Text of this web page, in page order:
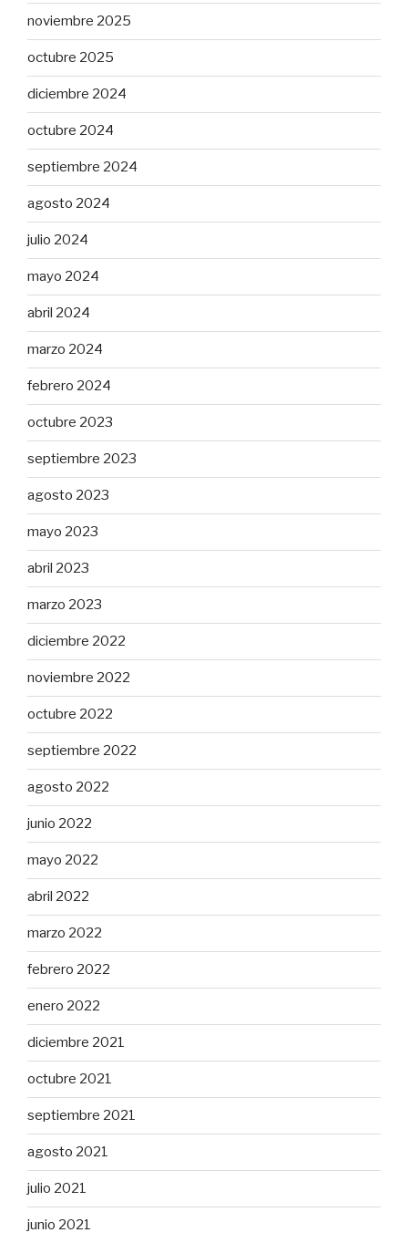
noviembre 2025
octubre 2025
diciembre 2024
octubre 2024
septiembre 2024
agosto 2024
julio 2024
mayo 2024
abril 2024
marzo 2024
febrero 2024
octubre 2023
septiembre 2023
agosto 2023
mayo 2023
abril 2023
marzo 2023
diciembre 2022
noviembre 2022
octubre 2022
septiembre 2022
agosto 2022
junio 2022
mayo 2022
abril 2022
marzo 2022
febrero 2022
enero 2022
diciembre 2021
octubre 2021
septiembre 2021
agosto 2021
julio 2021
junio 2021